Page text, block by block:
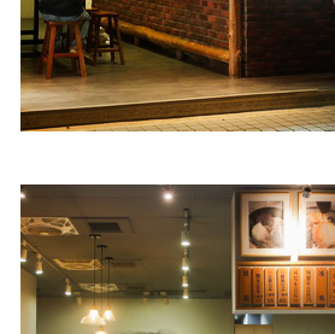
個人著作
活動實況記錄
合作與代言
訂閱電子報